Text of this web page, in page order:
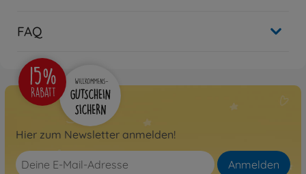
FAQ
Hier zum Newsletter anmelden!
Anmelden